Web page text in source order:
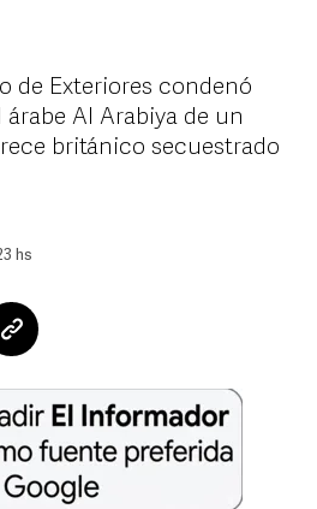
de Exteriores condenó
Al Arabiya de un
británico secuestrado
hs